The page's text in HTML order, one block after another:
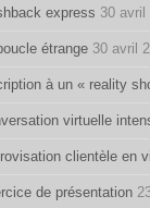
express 30 avril
étrange 30 avril
à un « reality
virtuelle
clientèle en
de présentation